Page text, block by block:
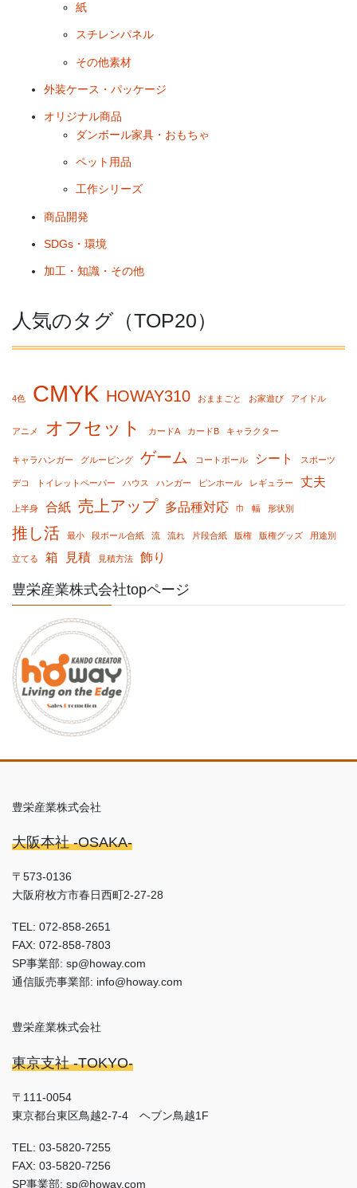
紙
スチレンパネル
その他素材
外装ケース・パッケージ
オリジナル商品
ダンボール家具・おもちゃ
ペット用品
工作シリーズ
商品開発
SDGs・環境
加工・知識・その他
人気のタグ（TOP20）
4色 CMYK HOWAY310 おままごと お家遊び アイドル
アニメ オフセット カードA カードB キャラクター
キャラハンガー グルーピング ゲーム コートボール シート スポーツ
デコ トイレットペーパー ハウス ハンガー ピンホール レギュラー 丈夫
上半身 合紙 売上アップ 多品種対応 巾 幅 形状別
推し活 最小 段ボール合紙 流 流れ 片段合紙 版権 版権グッズ 用途別
立てる 箱 見積 見積方法 飾り
豊栄産業株式会社topページ
豊栄産業株式会社
大阪本社 -OSAKA-
〒573-0136
大阪府枚方市春日西町2-27-28
TEL: 072-858-2651
FAX: 072-858-7803
SP事業部: sp@howay.com
通信販売事業部: info@howay.com
豊栄産業株式会社
東京支社 -TOKYO-
〒111-0054
東京都台東区鳥越2-7-4 ヘブン鳥越1F
TEL: 03-5820-7255
FAX: 03-5820-7256
SP事業部: sp@howay.com